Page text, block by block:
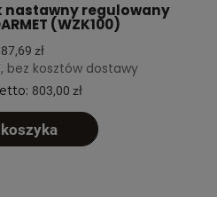
nastawny regulowany
(WZK100)
zł
bez kosztów dostawy
803,00 zł